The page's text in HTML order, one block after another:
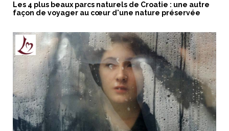
Les 4 plus beaux parcs naturels de Croatie : une autre
façon de voyager au cœur d'une nature préservée